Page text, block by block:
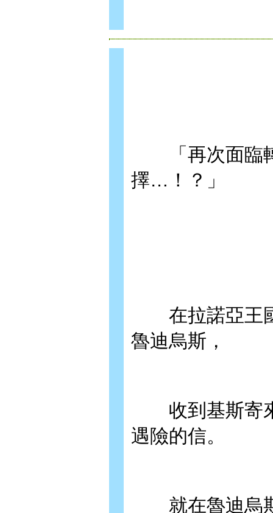
「再次面臨轉
擇…！？」
在拉諾亞王國
魯迪烏斯，
收到基斯寄來
遇險的信。
就在魯迪烏斯